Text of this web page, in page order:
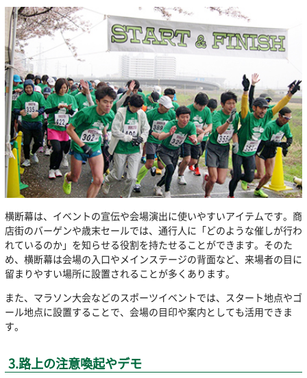
横断幕は、イベントの宣伝や会場演出に使いやすいアイテムです。商
店街のバーゲンや歳末セールでは、通行人に「どのような催しが行わ
れているのか」を知らせる役割を持たせることができます。そのた
め、横断幕は会場の入口やメインステージの背面など、来場者の目に
留まりやすい場所に設置されることが多くあります。
また、マラソン大会などのスポーツイベントでは、スタート地点やゴ
ール地点に設置することで、会場の目印や案内としても活用できま
す。
3.路上の注意喚起やデモ